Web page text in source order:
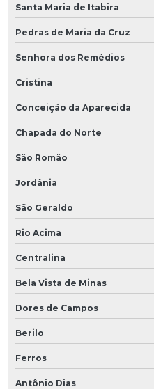
Santa Maria de Itabira
Pedras de Maria da Cruz
Senhora dos Remédios
Cristina
Conceição da Aparecida
Chapada do Norte
São Romão
Jordânia
São Geraldo
Rio Acima
Centralina
Bela Vista de Minas
Dores de Campos
Berilo
Ferros
Antônio Dias